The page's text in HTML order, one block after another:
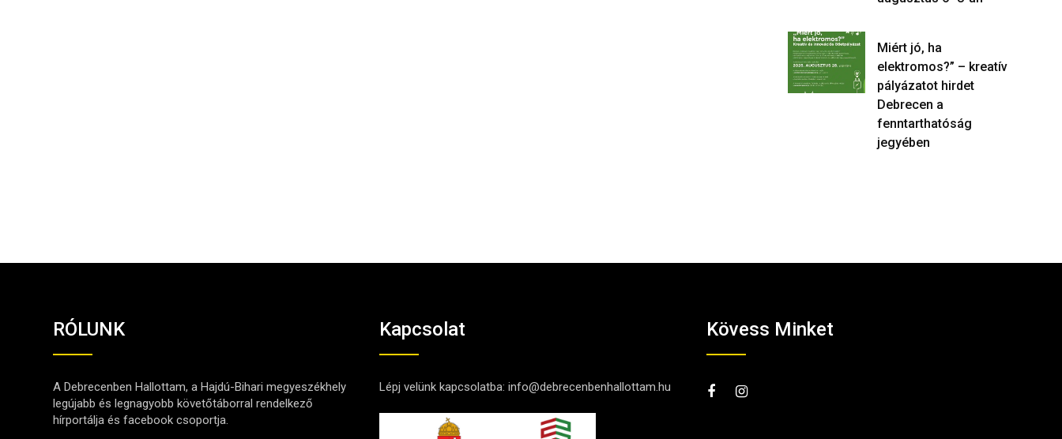
Miért jó, ha
elektromos?” – kreatív
pályázatot hirdet
Debrecen a
fenntarthatóság
jegyében
RÓLUNK
A Debrecenben Hallottam, a Hajdú-Bihari megyeszékhely
legújabb és legnagyobb követőtáborral rendelkező
hírportálja és facebook csoportja.
Kapcsolat
Lépj velünk kapcsolatba:info@debrecenbenhallottam.hu
Kövess Minket